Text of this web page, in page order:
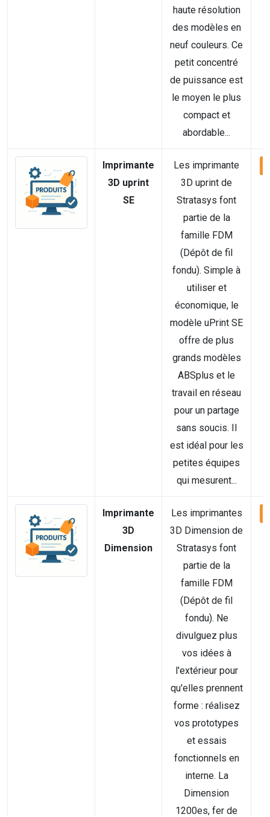
haute résolution
des modèles en
neuf couleurs. Ce
petit concentré
de puissance est
le moyen le plus
compact et
abordable...
Imprimante
3D uprint
SE
Les imprimante
3D uprint de
Stratasys font
partie de la
famille FDM
(Dépôt de fil
fondu). Simple à
utiliser et
économique, le
modèle uPrint SE
offre de plus
grands modèles
ABSplus et le
travail en réseau
pour un partage
sans soucis. Il
est idéal pour les
petites équipes
qui mesurent...
Imprimante
3D
Dimension
Les imprimantes
3D Dimension de
Stratasys font
partie de la
famille FDM
(Dépôt de fil
fondu). Ne
divulguez plus
vos idées à
l'extérieur pour
qu'elles prennent
forme : réalisez
vos prototypes
et essais
fonctionnels en
interne. La
Dimension
1200es, fer de